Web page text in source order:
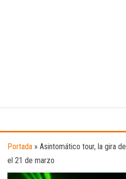
el
Portada » Asintomático tour, la gira
el 21 de marzo